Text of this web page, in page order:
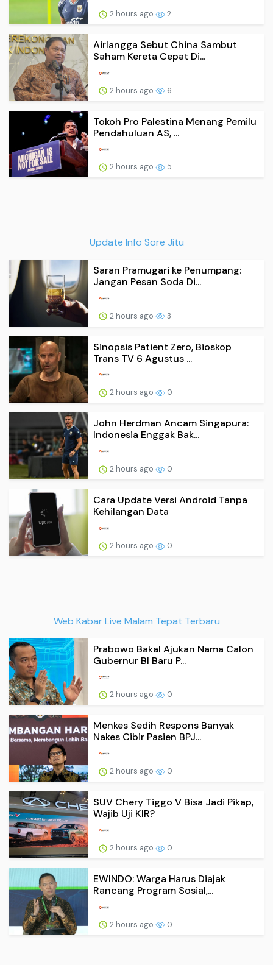
2 hours ago 2
Airlangga Sebut China Sambut
Saham Kereta Cepat Di...
2 hours ago 6
Tokoh Pro Palestina Menang Pemilu
Pendahuluan AS, ...
2 hours ago 5
Update Info Sore Jitu
Saran Pramugari ke Penumpang:
Jangan Pesan Soda Di...
2 hours ago 3
Sinopsis Patient Zero, Bioskop
Trans TV 6 Agustus ...
2 hours ago 0
John Herdman Ancam Singapura:
Indonesia Enggak Bak...
2 hours ago 0
Cara Update Versi Android Tanpa
Kehilangan Data
2 hours ago 0
Web Kabar Live Malam Tepat Terbaru
Prabowo Bakal Ajukan Nama Calon
Gubernur Bl Baru P...
2 hours ago 0
Menkes Sedih Respons Banyak
Nakes Cibir Pasien BPJ...
2 hours ago 0
SUV Chery Tiggo V Bisa Jadi Pikap,
Wajib Uji KIR?
2 hours ago 0
EWINDO: Warga Harus Diajak
Rancang Program Sosial,...
2 hours ago 0